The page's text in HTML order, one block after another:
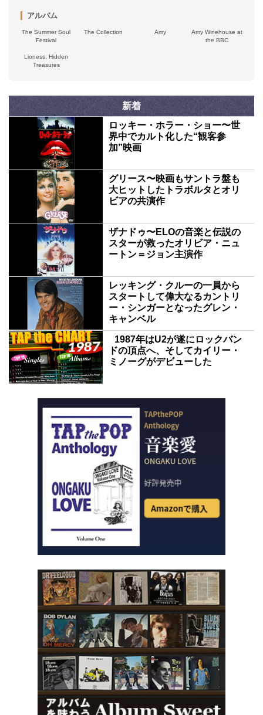
アルバム
The Summer Soul
Festival
The Collection Amy
Amy Winehouse at
the BBC
Lioness: Hidden
Treasures
新着
ロッキー・ホラー・ショー〜世
界中でカルト化した“観客参
加”映画
グリース〜映画もサントラ盤も
大ヒットしたトラボルタとオリ
ビアの共演作
ザナドゥ〜ELOの音楽と伝説の
スターが救ったオリビア・ニュ
ートン＝ジョン主演作
レッキング・クルーの一員から
スタートして偉大なるカントリ
ー・シンガーとなったグレン・
キャンベル
1987年はU2が遂にロックバン
ドの頂点へ、そしてカイリー・
ミノーグがデビューした